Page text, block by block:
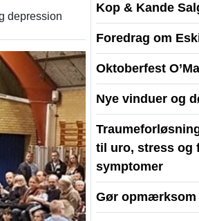
depression
Kop & Kande
Foredrag om
Oktoberfest
Nye vinduer og
til uro, stress og
symptomer
Gør opmærksom